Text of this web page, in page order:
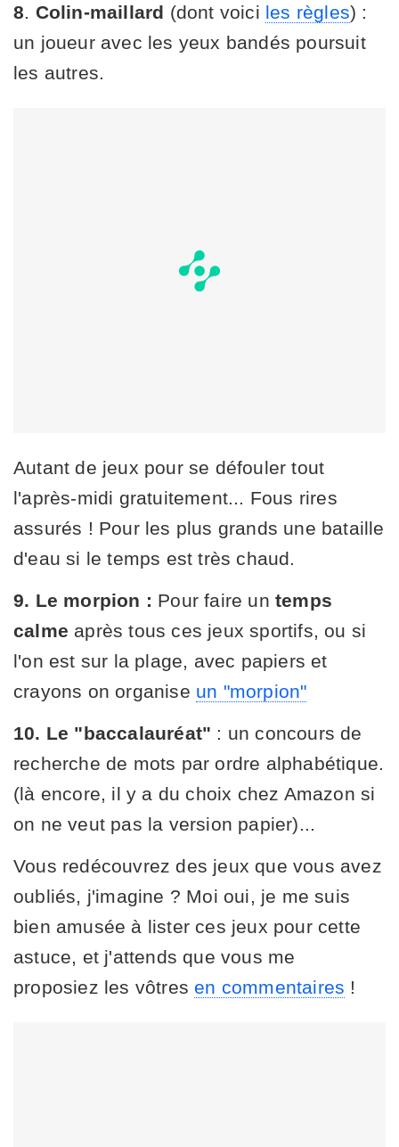
8 Colin-maillard (dont voici les règles) :
un joueur avec les yeux bandés poursuit
les autres.
Autant de jeux pour se défouler tout
l'après-midi gratuitement... Fous rires
assurés ! Pour les plus grands une bataille
d'eau si le temps est très chaud.
9. Le morpion : Pour faire untemps
calme après tous ces jeux sportifs, ou si
l'on est sur la plage, avec papiers et
crayons on organise un "morpion"
10. Le "baccalauréat" : un concours de
recherche de mots par ordre alphabétique.
(là encore, il y a du choix chez Amazon si
on ne veut pas la version papier)...
Vous redécouvrez des jeux que vous avez
oubliés, j'imagine ? Moi oui, je me suis
bien amusée à lister ces jeux pour cette
astuce, et j'attends que vous me
proposiez les vôtres en commentaires !